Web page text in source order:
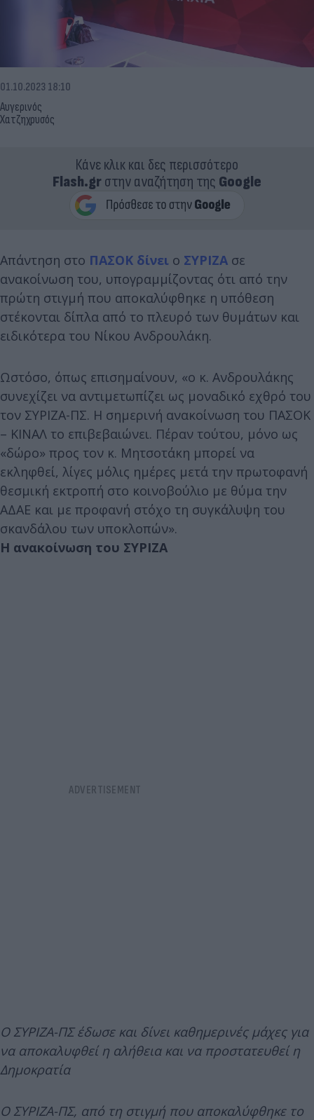
Αυγερινός
Χατζηχρυσός
01.10.2023 18:10
Κάνε κλικ και δες περισσότερο
Flash.grστην αναζήτηση της Google
Απάντηση στο ΠΑΣΟΚ δίνει ο ΣΥΡΙΖΑ σε
ανακοίνωση του, υπογραμμίζοντας ότι από την
πρώτη στιγμή που αποκαλύφθηκε η υπόθεση
στέκονται δίπλα από το πλευρό των θυμάτων και
ειδικότερα του Νίκου Ανδρουλάκη.
Ωστόσο, όπως επισημαίνουν, «ο κ. Ανδρουλάκης
συνεχίζει να αντιμετωπίζει ως μοναδικό εχθρό του
τον ΣΥΡΙΖΑ-ΠΣ. Η σημερινή ανακοίνωση του ΠΑΣΟΚ
– ΚΙΝΑΛ το επιβεβαιώνει. Πέραν τούτου, μόνο ως
«δώρο» προς τον κ. Μητσοτάκη μπορεί να
εκληφθεί, λίγες μόλις ημέρες μετά την πρωτοφανή
θεσμική εκτροπή στο κοινοβούλιο με θύμα την
ΑΔΑΕ και με προφανή στόχο τη συγκάλυψη του
σκανδάλου των υποκλοπών».
Η ανακοίνωση του ΣΥΡΙΖΑ
Ο ΣΥΡΙΖΑ-ΠΣ έδωσε και δίνει καθημερινές μάχες για
να αποκαλυφθεί η αλήθεια και να προστατευθεί η
Δημοκρατία
Ο ΣΥΡΙΖΑ-ΠΣ, από τη στιγμή που αποκαλύφθηκε το